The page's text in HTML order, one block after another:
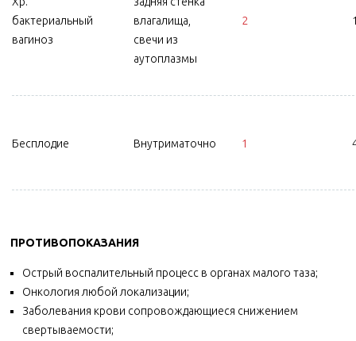
бактериальный
вагиноз
влагалища,
свечи из
аутоплазмы
2
Бесплодие Внутриматочно 1
ПРОТИВОПОКАЗАНИЯ
Острый воспалительный процесс в органах малого таза;
Онкология любой локализации;
Заболевания крови сопровождающиеся снижением
свертываемости;